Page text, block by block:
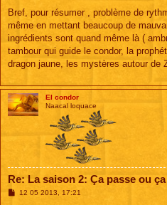
Bref, pour résumer , problème de
même en mettant beaucoup de
ingrédients sont quand même là (
tambour qui guide le condor, la
dragon jaune, les mystères autour de
El condor
Naacal loquace
Re: La saison 2: Ça passe ou
M
12 05 2013, 17:21